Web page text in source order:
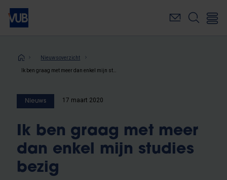
Overslaan
naar
inhoudKruimelpad
Nieuwsoverzicht
Nieuws 17 maart 2020
Ik ben graag met meer
dan enkel mijn studies
bezig